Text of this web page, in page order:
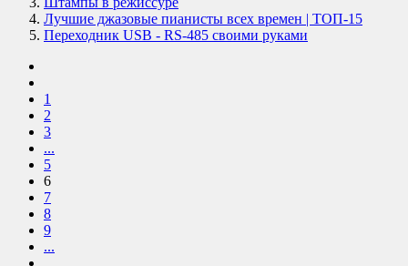
Лучшие джазовые пианисты всех времен | ТОП-15
Переходник USB - RS-485 своими руками
1
2
3
...
5
6
7
8
9
...